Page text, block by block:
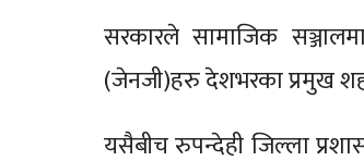
सरकारले सामाजिक
(जेनजी)हरु देशभरका प्रमुख
यसैबीच रुपन्देही जिल्ला